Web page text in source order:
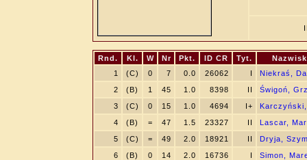
Rnd. Kl. W Nr Pkt. ID CR Tyt.
1
(C) 0 7 0.0 26062 I
Niekraś,
2
(B) 1 45 1.0 8398 II
Świgoń,
3
(C) 0 15 1.0 4694 I+
4
(B) = 47 1.5 23327 II
Lascar,
5
(C) = 49 2.0 18921 II
Dryja,
6
(B) 0 14 2.0 16736 I
Simon,